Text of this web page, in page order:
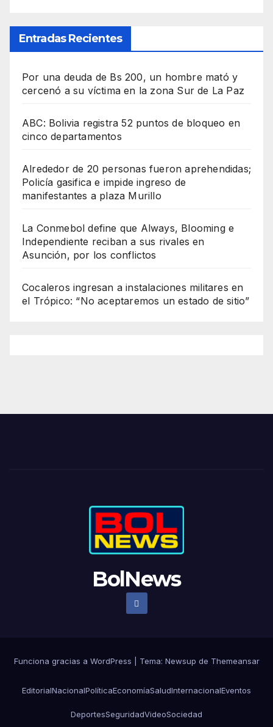
Entradas Recientes
Por una deuda de Bs 200, un hombre mató y
cercenó a su víctima en la zona Sur de La Paz
ABC: Bolivia registra 52 puntos de bloqueo en
cinco departamentos
Alrededor de 20 personas fueron aprehendidas;
Policía gasifica e impide ingreso de
manifestantes a plaza Murillo
La Conmebol define que Always, Blooming e
Independiente reciban a sus rivales en
Asunción, por los conflictos
Cocaleros ingresan a instalaciones militares en
el Trópico: “No aceptaremos un estado de sitio”
BolNews
Funciona gracias a WordPress Tema: Newsup de Themeansar
EditorialNacionalPolíticaEconomíaSaludInternacionalEventos
DeportesSeguridadVideoSociedad